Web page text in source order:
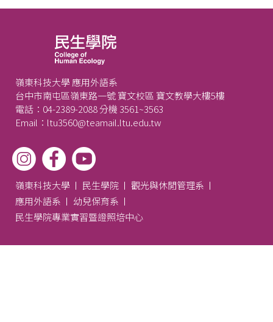
嶺東科技大學 應用外語系
台中市南屯區嶺東路一號 寶文校區 寶文教學大樓5樓
電話：04-2389-2088 分機 3561~3563
Email：ltu3560@teamail.ltu.edu.tw
嶺東科技大學 民生學院
觀光與休閒管理系
應用外語系
幼兒保育系
民生學院專業實習暨證照培中心